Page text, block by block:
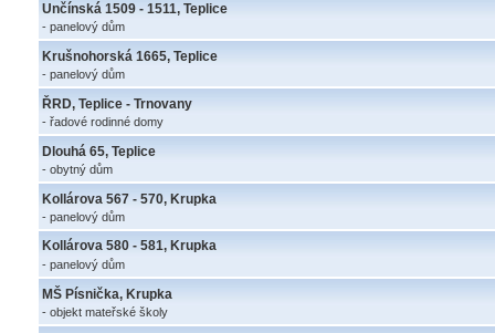
Unčínská 1509 - 1511, Teplice
- panelový dům
Krušnohorská 1665, Teplice
- panelový dům
ŘRD, Teplice - Trnovany
- řadové rodinné domy
Dlouhá 65, Teplice
- obytný dům
Kollárova 567 - 570, Krupka
- panelový dům
Kollárova 580 - 581, Krupka
- panelový dům
MŠ Písnička, Krupka
- objekt mateřské školy